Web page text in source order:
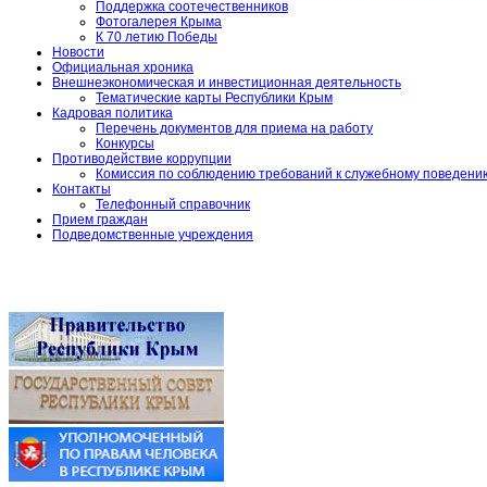
Поддержка соотечественников
Фотогалерея Крыма
К 70 летию Победы
Новости
Официальная хроника
Внешнеэкономическая и инвестиционная деятельность
Тематические карты Республики Крым
Кадровая политика
Перечень документов для приема на работу
Конкурсы
Противодействие коррупции
Комиссия по соблюдению требований к служебному
Контакты
Телефонный справочник
Прием граждан
Подведомственные учреждения